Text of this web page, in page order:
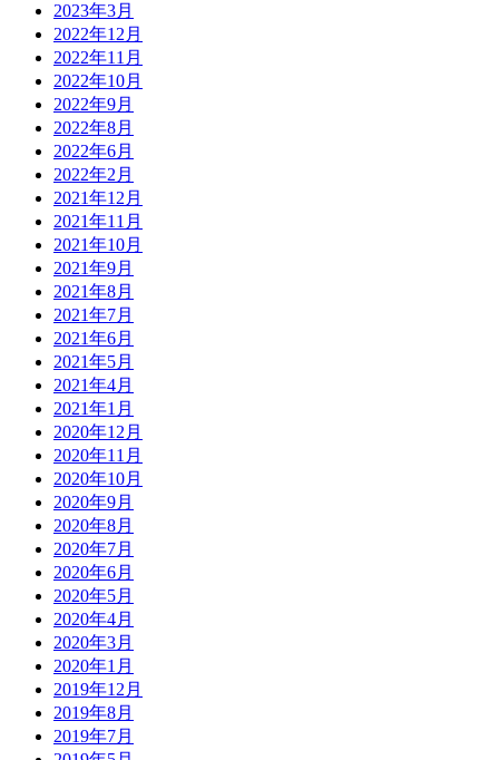
2023年3月
2022年12月
2022年11月
2022年10月
2022年9月
2022年8月
2022年6月
2022年2月
2021年12月
2021年11月
2021年10月
2021年9月
2021年8月
2021年7月
2021年6月
2021年5月
2021年4月
2021年1月
2020年12月
2020年11月
2020年10月
2020年9月
2020年8月
2020年7月
2020年6月
2020年5月
2020年4月
2020年3月
2020年1月
2019年12月
2019年8月
2019年7月